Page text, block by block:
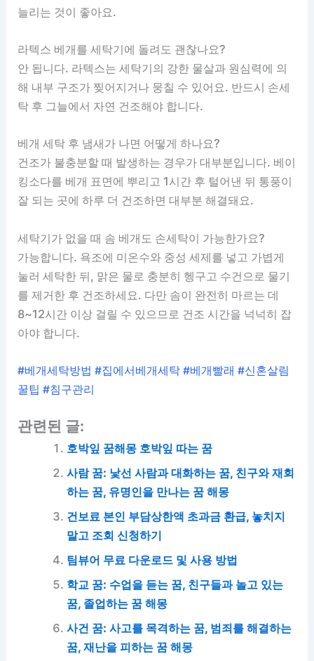
늘리는 것이 좋아요.
라텍스 베개를 세탁기에 돌려도 괜찮나요?
안 됩니다. 라텍스는 세탁기의 강한 물살과 원심력에 의
해 내부 구조가 찢어지거나 뭉칠 수 있어요. 반드시 손세
탁 후 그늘에서 자연 건조해야 합니다.
베개 세탁 후 냄새가 나면 어떻게 하나요?
건조가 불충분할 때 발생하는 경우가 대부분입니다. 베이
킹소다를 베개 표면에 뿌리고 1시간 후 털어낸 뒤 통풍이
잘 되는 곳에 하루 더 건조하면 대부분 해결돼요.
세탁기가 없을 때 솜 베개도 손세탁이 가능한가요?
가능합니다. 욕조에 미온수와 중성 세제를 넣고 가볍게
눌러 세탁한 뒤, 맑은 물로 충분히 헹구고 수건으로 물기
를 제거한 후 건조하세요. 다만 솜이 완전히 마르는 데
8~12시간 이상 걸릴 수 있으므로 건조 시간을 넉넉히 잡
아야 합니다.
#베개세탁방법 #집에서베개세탁 #베개빨래 #신혼살림
꿀팁 #침구관리
관련된 글:
호박잎 꿈해몽 호박잎 따는 꿈
사람 꿈: 낯선 사람과 대화하는 꿈, 친구와 재회
하는 꿈, 유명인을 만나는 꿈 해몽
건보료 본인 부담상한액 초과금 환급, 놓치지
말고 조회 신청하기
팀뷰어 무료 다운로드 및 사용 방법
학교 꿈: 수업을 듣는 꿈, 친구들과 놀고 있는
꿈, 졸업하는 꿈 해몽
사건 꿈: 사고를 목격하는 꿈, 범죄를 해결하는
꿈, 재난을 피하는 꿈 해몽